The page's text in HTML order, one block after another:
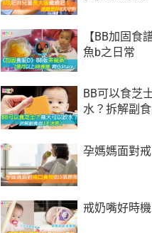
【BB加固食
魚b之日常
BB可以食芝
水？拆解副
孕媽媽面對
戒奶嘴好時